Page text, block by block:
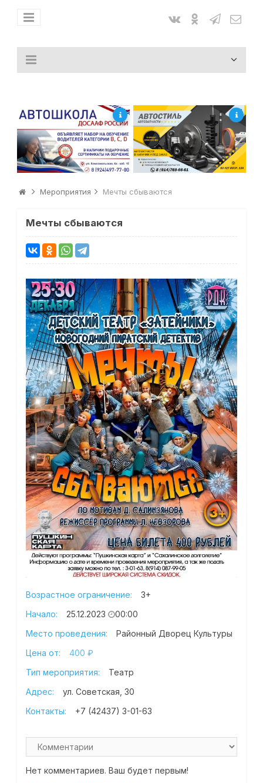
Мероприятия Мечты сбываются
Мечты сбываются
Возрастное ограничение:
3+
Начало:
25.12.2023
00:00
Место проведения:
Районный Дворец Культуры
Цена от:
400 ₽
Тип мероприятия:
Театр
Адрес:
ул. Советская, 30
Контакты:
+7 (42437) 3-01-63
Нет комментариев. Ваш будет первым!